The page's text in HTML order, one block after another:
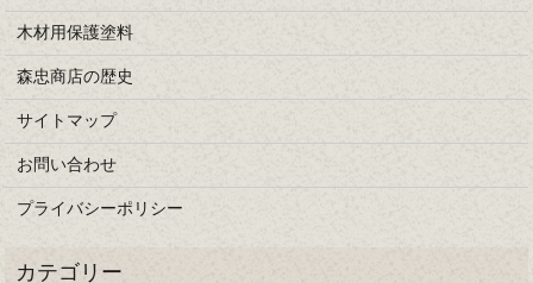
木材用保護塗料
森忠商店の歴史
サイトマップ
お問い合わせ
プライバシーポリシー